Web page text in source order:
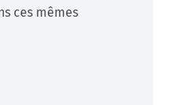
ces mêmes